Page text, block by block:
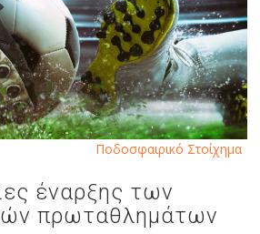
έναρξης των
πρωταθλημάτων
Ποδοσφαιρικό Στοίχημα